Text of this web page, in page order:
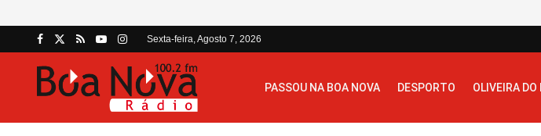
Sexta-feira, Agosto 7, 2026
PASSOU NA BOA NOVA DESPORTO OLIVEIRA